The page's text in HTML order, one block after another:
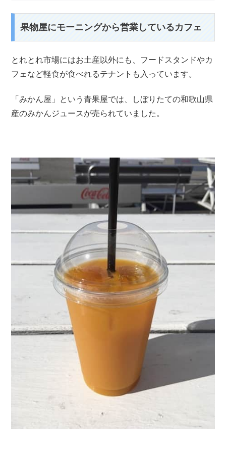
果物屋にモーニングから営業しているカフェ
とれとれ市場にはお土産以外にも、フードスタンドやカ
フェなど軽食が食べれるテナントも入っています。
「みかん屋」という青果屋では、しぼりたての和歌山県
産のみかんジュースが売られていました。